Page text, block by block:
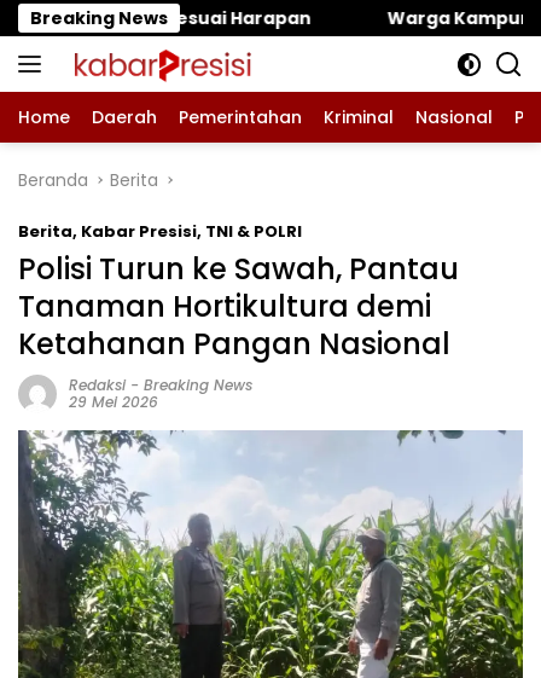
Langsung
ke
konten
Breaking News‎Warga Kampung Blok M Dusun
Home Daerah Pemerintahan Kriminal Nasional
Beranda Berita
Berita, Kabar Presisi, TNI & POLRI
Polisi Turun ke Sawah, Pantau
Tanaman Hortikultura demi
Ketahanan Pangan Nasional
Redaksi- Breaking News
29 Mei 2026